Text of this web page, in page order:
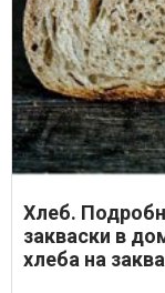
Хлеб.
закваски в
хлеба на